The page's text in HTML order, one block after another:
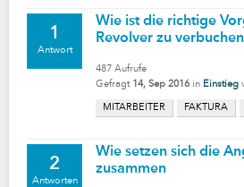
1
Antwort
Wie ist die richtige
Revolver zu
487 Aufrufe
Gefragt 14, Sep 2016 in Einstieg
MITARBEITER FAKTURA
2
Antworten
Wie setzen sich die
zusammen